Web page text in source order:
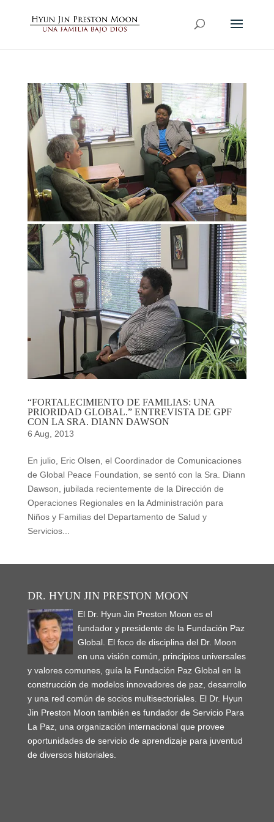
“FORTALECIMIENTO DE FAMILIAS: UNA
PRIORIDAD GLOBAL.” ENTREVISTA DE GPF
CON LA SRA. DIANN DAWSON
6 Aug, 2013
En julio, Eric Olsen, el Coordinador de Comunicaciones
de Global Peace Foundation, se sentó con la Sra. Diann
Dawson, jubilada recientemente de la Dirección de
Operaciones Regionales en la Administración para
Niños y Familias del Departamento de Salud y
Servicios...
DR. HYUN JIN PRESTON MOON
El Dr. Hyun Jin Preston Moon es el
fundador y presidente de la Fundación Paz
Global. El foco de disciplina del Dr. Moon
en una visión común, principios universales
y valores comunes, guía la Fundación Paz Global en la
construcción de modelos innovadores de paz, desarrollo
y una red común de socios multisectoriales. El Dr. Hyun
Jin Preston Moon también es fundador de Servicio Para
La Paz, una organización internacional que provee
oportunidades de servicio de aprendizaje para juventud
de diversos historiales.